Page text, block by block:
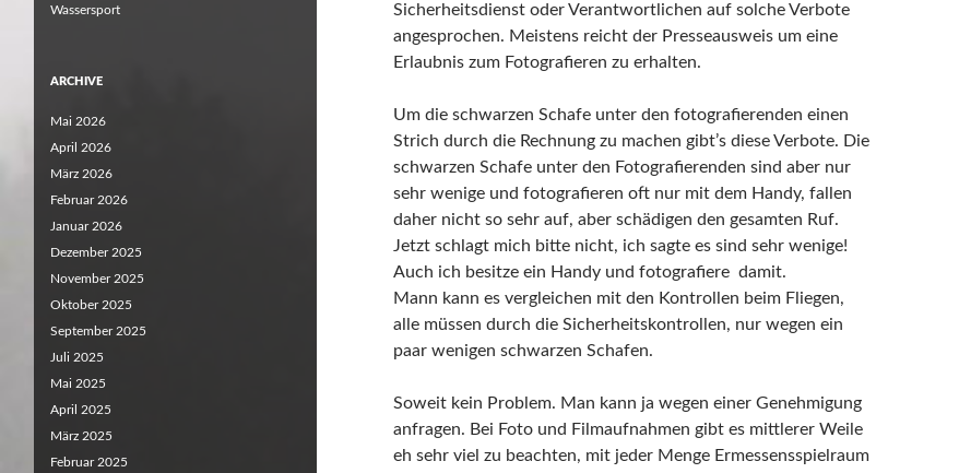
Sicherheitsdienst oder Verantwortlichen auf solche Verbote
angesprochen. Meistens reicht der Presseausweis um eine
Erlaubnis zum Fotografieren zu erhalten.
Um die schwarzen Schafe unter den fotografierenden einen
Strich durch die Rechnung zu machen gibt’s diese Verbote. Die
schwarzen Schafe unter den Fotografierenden sind aber nur
sehr wenige und fotografieren oft nur mit dem Handy, fallen
daher nicht so sehr auf, aber schädigen den gesamten Ruf.
Jetzt schlagt mich bitte nicht, ich sagte es sind sehr wenige!
Auch ich besitze ein Handy und fotografiere damit.
Mann kann es vergleichen mit den Kontrollen beim Fliegen,
alle müssen durch die Sicherheitskontrollen, nur wegen ein
paar wenigen schwarzen Schafen.
Soweit kein Problem. Man kann ja wegen einer Genehmigung
anfragen. Bei Foto und Filmaufnahmen gibt es mittlerer Weile
eh sehr viel zu beachten, mit jeder Menge Ermessensspielraum
Wassersport
ARCHIVE
Mai 2026
April 2026
März 2026
Februar 2026
Januar 2026
Dezember 2025
November 2025
Oktober 2025
September 2025
Juli 2025
Mai 2025
April 2025
März 2025
Februar 2025